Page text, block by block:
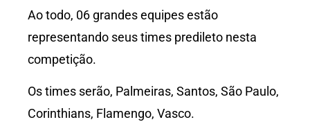
Ao todo, 06 grandes equipes estão
representando seus times predileto nesta
competição.
Os times serão, Palmeiras, Santos, São Paulo,
Corinthians, Flamengo, Vasco.